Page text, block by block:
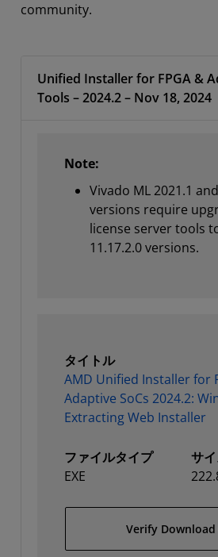
community.
Unified Installer for FPGA &
Tools – 2024.2 – Nov 18, 2024
Note:
Vivado ML 2021.1
versions require
license server tools
11.17.2.0 versions.
タイトル
AMD Unified Installer for
Adaptive SoCs 2024.2:
Extracting Web Installer
ファイルタイプ
EXE
サ
Verify Download